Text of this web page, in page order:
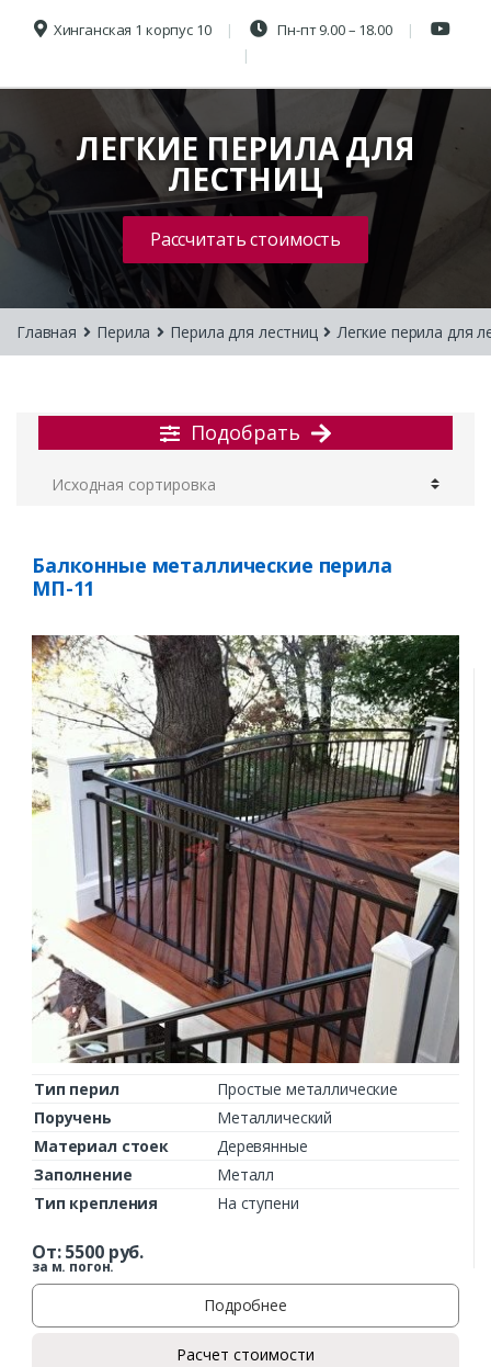
Хинганская 1 корпус 10 Пн-пт 9.00 – 18.00
ЛЕГКИЕ ПЕРИЛА ДЛЯ
ЛЕСТНИЦ
Рассчитать стоимость
Главная Перила Перила для лестниц Легкие перила для
Подобрать
Балконные металлические перила
МП-11
Тип перил
Простые металлические
Поручень
Металлический
Материал стоек
Деревянные
Заполнение
Металл
Тип крепления
На ступени
От:5500руб.
за м. погон.
Подробнее
Расчет стоимости